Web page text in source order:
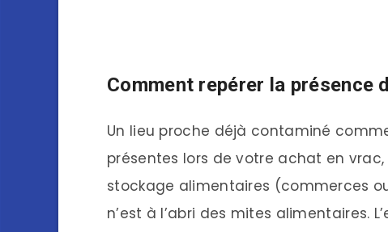
Comment repérer la présence
Un lieu proche déjà contaminé
présentes lors de votre achat en
stockage alimentaires (commerces
n’est à l’abri des mites alimentaires.